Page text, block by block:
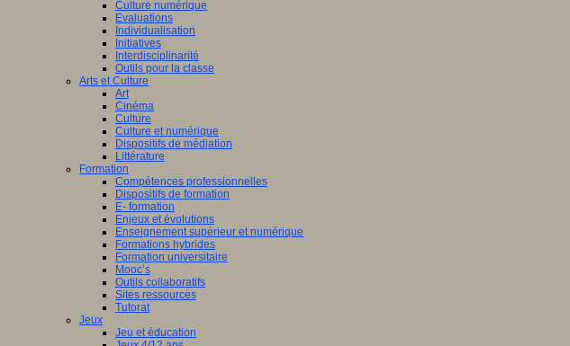
Culture numérique
Evaluations
Individualisation
Initiatives
Interdisciplinarité
Outils pour la classe
Arts et Culture
Art
Cinéma
Culture
Culture et numérique
Dispositifs de médiation
Littérature
Formation
Compétences professionnelles
Dispositifs de formation
E- formation
Enjeux et évolutions
Enseignement supérieur et numérique
Formations hybrides
Formation universitaire
Mooc’s
Outils collaboratifs
Sites ressources
Tutorat
Jeux
Jeu et éducation